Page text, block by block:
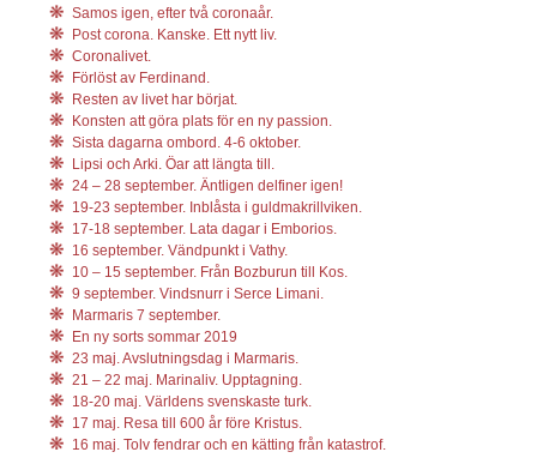
Samos igen, efter två coronaår.
Post corona. Kanske. Ett nytt liv.
Coronalivet.
Förlöst av Ferdinand.
Resten av livet har börjat.
Konsten att göra plats för en ny passion.
Sista dagarna ombord. 4-6 oktober.
Lipsi och Arki. Öar att längta till.
24 – 28 september. Äntligen delfiner igen!
19-23 september. Inblåsta i guldmakrillviken.
17-18 september. Lata dagar i Emborios.
16 september. Vändpunkt i Vathy.
10 – 15 september. Från Bozburun till Kos.
9 september. Vindsnurr i Serce Limani.
Marmaris 7 september.
En ny sorts sommar 2019
23 maj. Avslutningsdag i Marmaris.
21 – 22 maj. Marinaliv. Upptagning.
18-20 maj. Världens svenskaste turk.
17 maj. Resa till 600 år före Kristus.
16 maj. Tolv fendrar och en kätting från katastrof.